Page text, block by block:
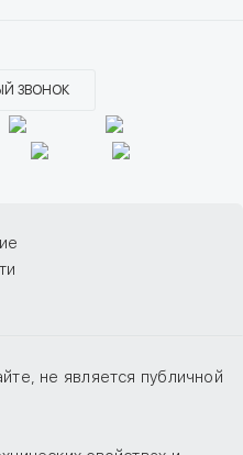
ЗВОНОК
не является публичной